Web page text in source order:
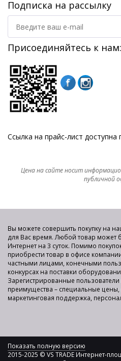
Подписка на рассылку
Присоединяйтесь к нам:
Ссылка на прайс-лист доступна
Цена на сайте носит
публичной
Вы можете совершить покупку на
для Вас время. Любой товар может
Интернет на 3 суток. Помимо
приобрести товар в офисе
частными лицами, конечными
конкурсах на поставки
Зарегистрированные
преимущества – специальные цены,
маркетинговая поддержка,
Показать полную версию
2015-2025 © VS TRADE Интернет-